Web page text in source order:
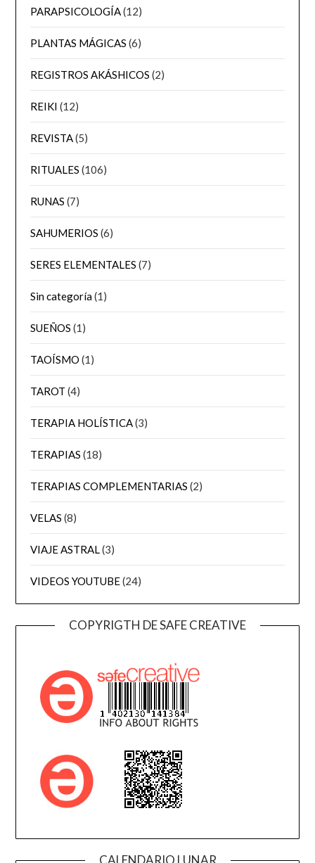
PARAPSICOLOGÍA(12)
PLANTAS MÁGICAS (6)
REGISTROS AKÁSHICOS (2)
REIKI (12)
REVISTA(5)
RITUALES (106)
RUNAS (7)
SAHUMERIOS (6)
SERES ELEMENTALES (7)
Sin categoría(1)
SUEÑOS (1)
TAOÍSMO (1)
TAROT (4)
TERAPIA HOLÍSTICA(3)
TERAPIAS (18)
TERAPIAS COMPLEMENTARIAS (2)
VELAS (8)
VIAJE ASTRAL(3)
VIDEOS YOUTUBE(24)
COPYRIGTH DE SAFE CREATIVE
CALENDARIO LUNAR